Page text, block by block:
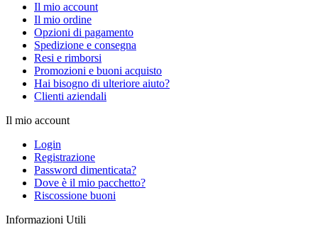
Il mio account
Il mio ordine
Opzioni di pagamento
Spedizione e consegna
Resi e rimborsi
Promozioni e buoni acquisto
Hai bisogno di ulteriore aiuto?
Clienti aziendali
Il mio account
Login
Registrazione
Password dimenticata?
Dove è il mio pacchetto?
Riscossione buoni
Informazioni Utili